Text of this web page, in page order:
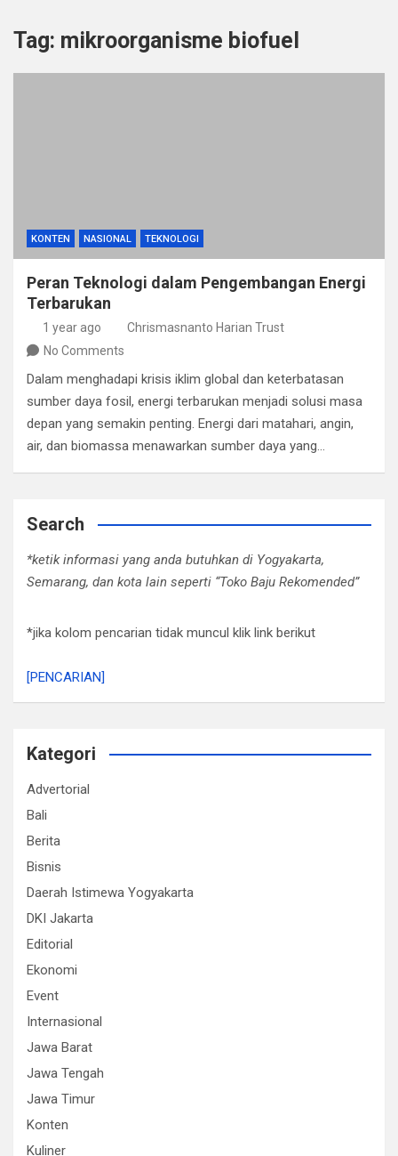
Tag: mikroorganisme biofuel
KONTEN NASIONAL TEKNOLOGI
Peran Teknologi dalam Pengembangan Energi
Terbarukan
1 year ago
Chrismasnanto Harian Trust
No Comments
Dalam menghadapi krisis iklim global dan keterbatasan
sumber daya fosil, energi terbarukan menjadi solusi masa
depan yang semakin penting. Energi dari matahari, angin,
air, dan biomassa menawarkan sumber daya yang…
Search
*ketik informasi yang anda butuhkan di Yogyakarta,
Semarang, dan kota lain seperti “Toko Baju Rekomended”
*jika kolom pencarian tidak muncul klik link berikut
[PENCARIAN]
Kategori
Advertorial
Bali
Berita
Bisnis
Daerah Istimewa Yogyakarta
DKI Jakarta
Editorial
Ekonomi
Event
Internasional
Jawa Barat
Jawa Tengah
Jawa Timur
Konten
Kuliner